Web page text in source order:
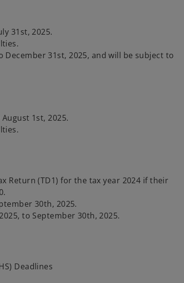
31st, 2025.
31st, 2025, and will be subject to
1st, 2025.
Return (TD1) for the tax year 2024 if their
30th, 2025.
to September 30th, 2025.
Deadlines